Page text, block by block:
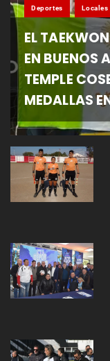
Deportes Locales
EL
EN BUENOS
TEMPLE
MEDALLAS